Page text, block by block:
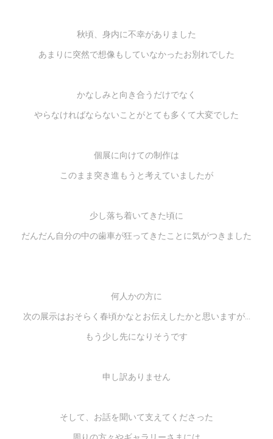
秋頃、身内に不幸がありました
あまりに突然で想像もしていなかったお別れでした
かなしみと向き合うだけでなく
やらなければならないことがとても多くて大変でした
個展に向けての制作は
このまま突き進もうと考えていましたが
少し落ち着いてきた頃に
だんだん自分の中の歯車が狂ってきたことに気がつきました
何人かの方に
次の展示はおそらく春頃かなとお伝えしたかと思いますが...
もう少し先になりそうです
申し訳ありません
そして、お話を聞いて支えてくださった